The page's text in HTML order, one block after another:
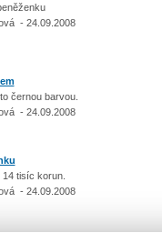
- 24.09.2008
černou barvou.
- 24.09.2008
tisíc korun.
- 24.09.2008